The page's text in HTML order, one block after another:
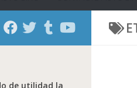
de utilidad la